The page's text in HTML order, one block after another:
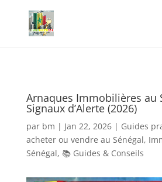
Arnaques Immobilières au
Signaux d’Alerte (2026)
par bm | Jan 22, 2026| Guides
acheter ou vendre au Sénégal,
Sénégal, 📚 Guides & Conseils